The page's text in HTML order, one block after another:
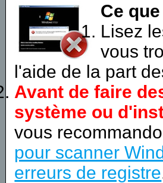
Ce
Lisez
vous
l'aide de la part
Avant de faire
système ou
vous
pour scanner
erreurs de registre